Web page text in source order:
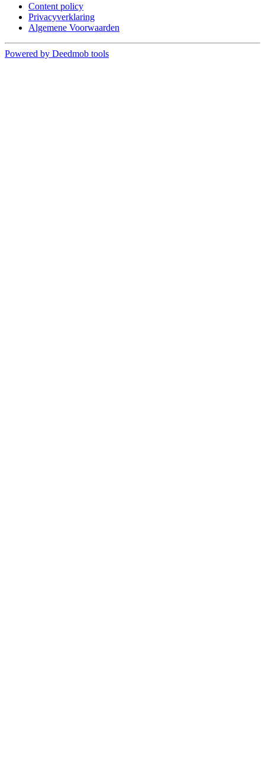
Content policy
Privacyverklaring
Algemene Voorwaarden
Powered by Deedmob tools